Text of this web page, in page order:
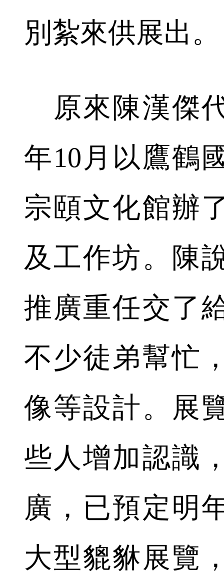
別紮來供展出。
原來陳漢傑
年10月以鷹鶴
宗頤文化館辦
及工作坊。陳
推廣重任交了
不少徒弟幫忙
像等設計。展
些人增加認識
廣，已預定明
大型貔貅展覽